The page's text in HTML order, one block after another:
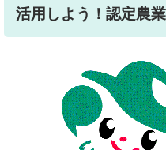
活用しよう！認定農